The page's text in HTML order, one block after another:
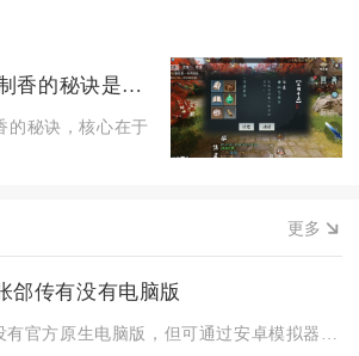
楚留香善于配制香的秘诀是什么
的秘诀，核心在于遵循“君臣佐使”配伍逻辑
更多
郃传有没有电脑版